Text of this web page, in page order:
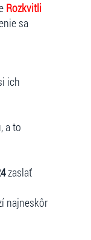
Rozkvitli
sa
ich
a to
zaslať
najneskôr